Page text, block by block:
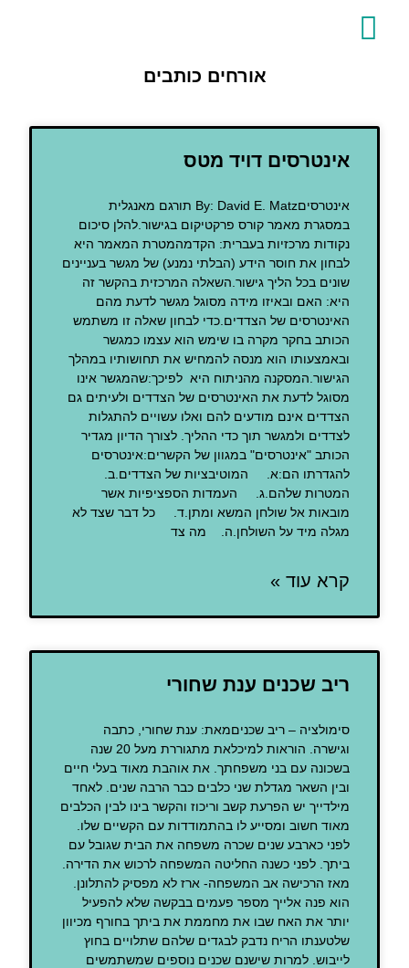
לתוכן
אורחים כותבים
אינטרסים דויד מטס
אינטרסיםBy: David E. Matz תורגם מאנגלית
במסגרת מאמר קורס פרקטיקום בגישור.להלן סיכום
נקודות מרכזיות בעברית: הקדמהמטרת המאמר היא
לבחון את חוסר הידע (הבלתי נמנע) של מגשר בעניינים
שונים בכל הליך גישור.השאלה המרכזית בהקשר זה
היא: האם ובאיזו מידה מסוגל מגשר לדעת מהם
האינטרסים של הצדדים.כדי לבחון שאלה זו משתמש
הכותב בחקר מקרה בו שימש הוא עצמו כמגשר
ובאמצעותו הוא מנסה להמחיש את תחושותיו במהלך
הגישור.המסקנה מהניתוח היא לפיכך:שהמגשר אינו
מסוגל לדעת את האינטרסים של הצדדים ולעיתים גם
הצדדים אינם מודעים להם ואלו עשויים להתגלות
לצדדים ולמגשר תוך כדי ההליך. לצורך הדיון מגדיר
הכותב "אינטרסים" במגוון של הקשרים:אינטרסים
להגדרתו הם:א. המוטיבציות של הצדדים.ב.
המטרות שלהם.ג. העמדות הספציפיות אשר
מובאות אל שולחן המשא ומתן.ד. כל דבר שצד לא
מגלה מיד על השולחן.ה. מה צד
קרא עוד »
ריב שכנים ענת שחורי
סימולציה – ריב שכניםמאת: ענת שחורי, כתבה
וגישרה. הוראות למיכלאת מתגוררת מעל 20 שנה
בשכונה עם בני משפחתך. את אוהבת מאוד בעלי חיים
ובין השאר מגדלת שני כלבים כבר הרבה שנים. לאחד
מילדייך יש הפרעת קשב וריכוז והקשר בינו לבין הכלבים
מאוד חשוב ומסייע לו בהתמודדות עם הקשיים שלו.
לפני כארבע שנים שכרה משפחה את הבית שגובל עם
ביתך. לפני כשנה החליטה המשפחה לרכוש את הדירה.
מאז הרכישה אב המשפחה- ארז לא מפסיק להתלונן.
הוא פנה אלייך מספר פעמים בבקשה שלא להפעיל
יותר את האח שבו את מחממת את ביתך בחורף מכיוון
שלטענתו הריח נדבק לבגדים שלהם שתלויים בחוץ
לייבוש. למרות שישנם שכנים נוספים שמשתמשים